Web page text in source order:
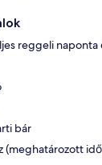
reggeli naponta
bár
(meghatározott